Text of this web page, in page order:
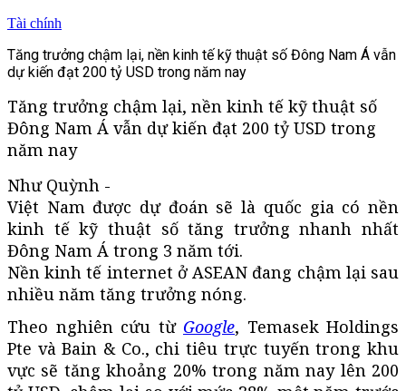
Tài chính
Tăng trưởng chậm lại, nền kinh tế kỹ thuật số Đông Nam Á vẫn
dự kiến đạt 200 tỷ USD trong năm nay
Tăng trưởng chậm lại, nền kinh tế kỹ thuật số
Đông Nam Á vẫn dự kiến đạt 200 tỷ USD trong
năm nay
Như Quỳnh -
Việt Nam được dự đoán sẽ là quốc gia có nền
kinh tế kỹ thuật số tăng trưởng nhanh nhất
Đông Nam Á trong 3 năm tới.
Nền kinh tế internet ở ASEAN đang chậm lại sau
nhiều năm tăng trưởng nóng.
Theo nghiên cứu từ Google, Temasek Holdings
Pte và Bain & Co., chi tiêu trực tuyến trong khu
vực sẽ tăng khoảng 20% ​​trong năm nay lên 200